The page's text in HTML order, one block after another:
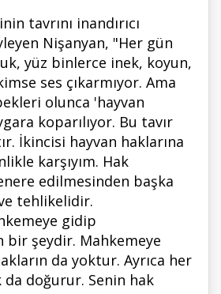
tavrını inandırıcı
Nişanyan, "Her gün
yüz binlerce inek, koyun,
ses çıkarmıyor. Ama
olunca 'hayvan
koparılıyor. Bu tavır
İkincisi hayvan haklarına
karşıyım. Hak
edilmesinden başka
tehlikelidir.
gidip
bir şeydir. Mahkemeye
da yoktur. Ayrıca her
doğurur. Senin hak